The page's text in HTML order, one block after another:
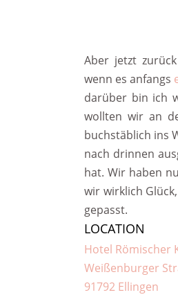
Aber jetzt
wenn es anfangs
darüber bin ich
wollten wir an
buchstäblich ins
nach drinnen
hat. Wir haben
wir wirklich
gepasst.
LOCATION
Hotel Römischer
Weißenburger
91792 Ellingen